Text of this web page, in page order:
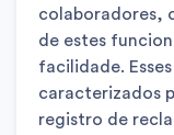
colaboradores,
de estes
facilidade.
caracterizados
registro de